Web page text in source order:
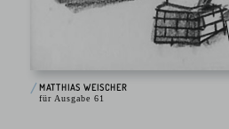
MATTHIAS WEISCHER
für Ausgabe 61